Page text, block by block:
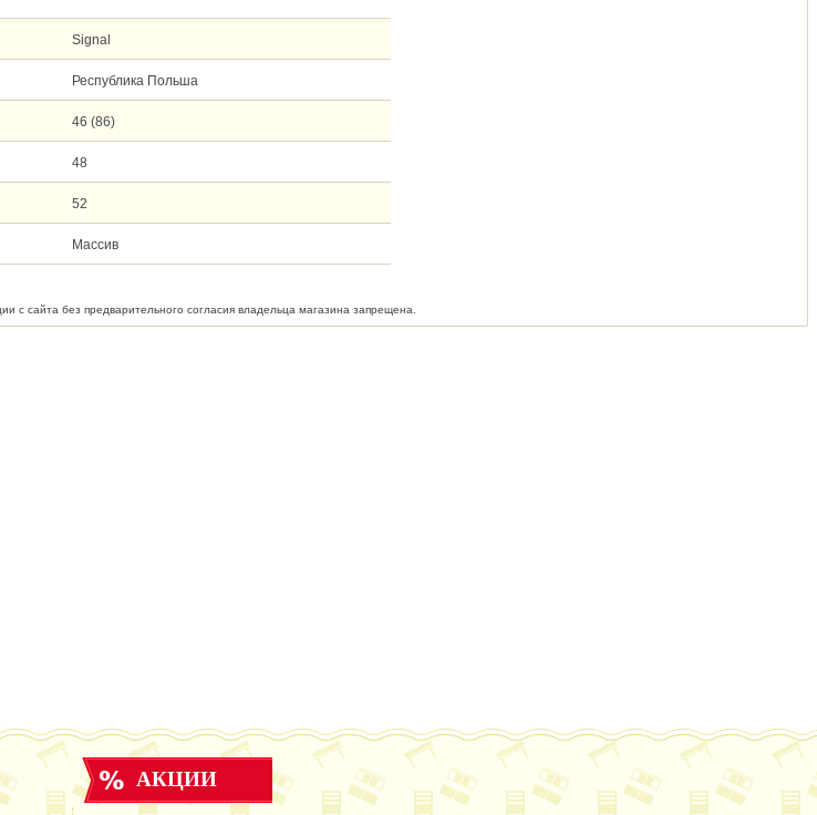
с сайта без предварительного согласия владельца магазина запрещена.
Signal
Республика Польша
46 (86)
48
52
Массив
АКЦИИ